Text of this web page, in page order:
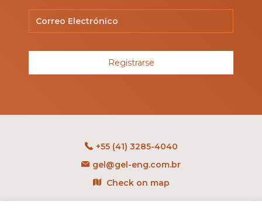
Registrarse
+55 (41) 3285-4040
gel@gel-eng.com.br
Check on map